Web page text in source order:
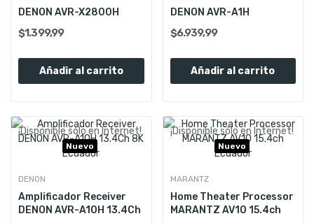
DENON AVR-X2800H
$1.399,99
Añadir al carrito
DENON AVR-A1H
$6.939,99
Añadir al carrito
¡Disponible sólo en Internet!
Nuevo
DENON
Amplificador Receiver
DENON AVR-A10H 13.4Ch
¡Disponible sólo en Internet!
Nuevo
MARANTZ
Home Theater Processor
MARANTZ AV10 15.4ch